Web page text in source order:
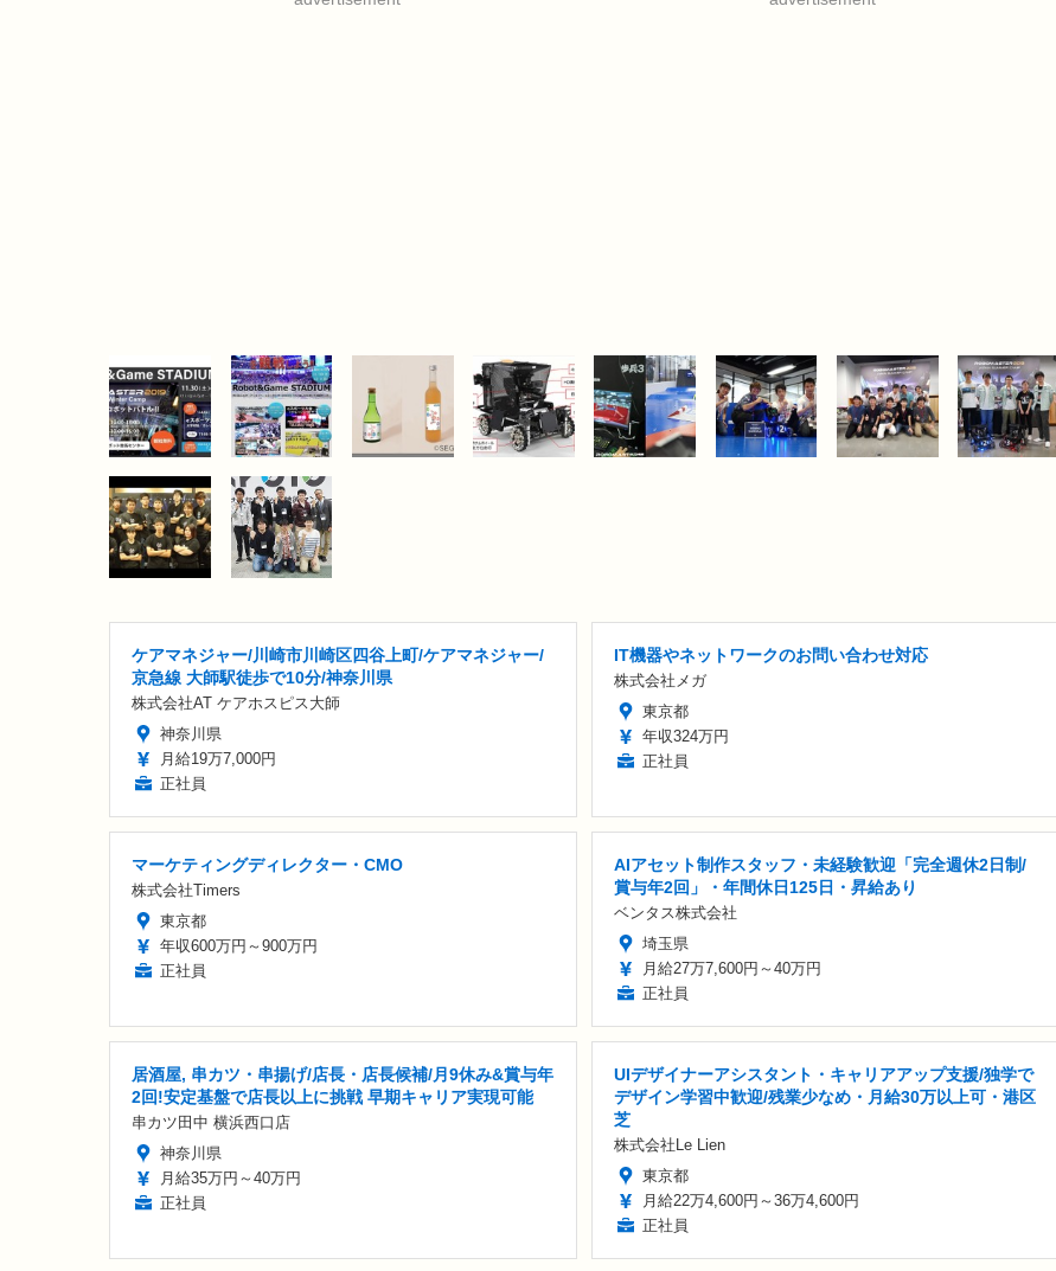
ケアマネジャー/川崎市川崎区四谷上町/ケアマネジャー/
京急線 大師駅徒歩で10分/神奈川県
株式会社AT ケアホスピス大師
神奈川県
月給19万7,000円
正社員
IT機器やネットワークのお問い合わせ対応
株式会社メガ
東京都
年収324万円
正社員
マーケティングディレクター・CMO
株式会社Timers
東京都
年収600万円～900万円
正社員
AIアセット制作スタッフ・未経験歓迎「完全週休2日制/
賞与年2回」・年間休日125日・昇給あり
ベンタス株式会社
埼玉県
月給27万7,600円～40万円
正社員
居酒屋, 串カツ・串揚げ/店長・店長候補/月9休み&賞与年
2回!安定基盤で店長以上に挑戦 早期キャリア実現可能
串カツ田中 横浜西口店
神奈川県
月給35万円～40万円
正社員
UIデザイナーアシスタント・キャリアアップ支援/独学で
デザイン学習中歓迎/残業少なめ・月給30万以上可・港区
芝
株式会社Le Lien
東京都
月給22万4,600円～36万4,600円
正社員